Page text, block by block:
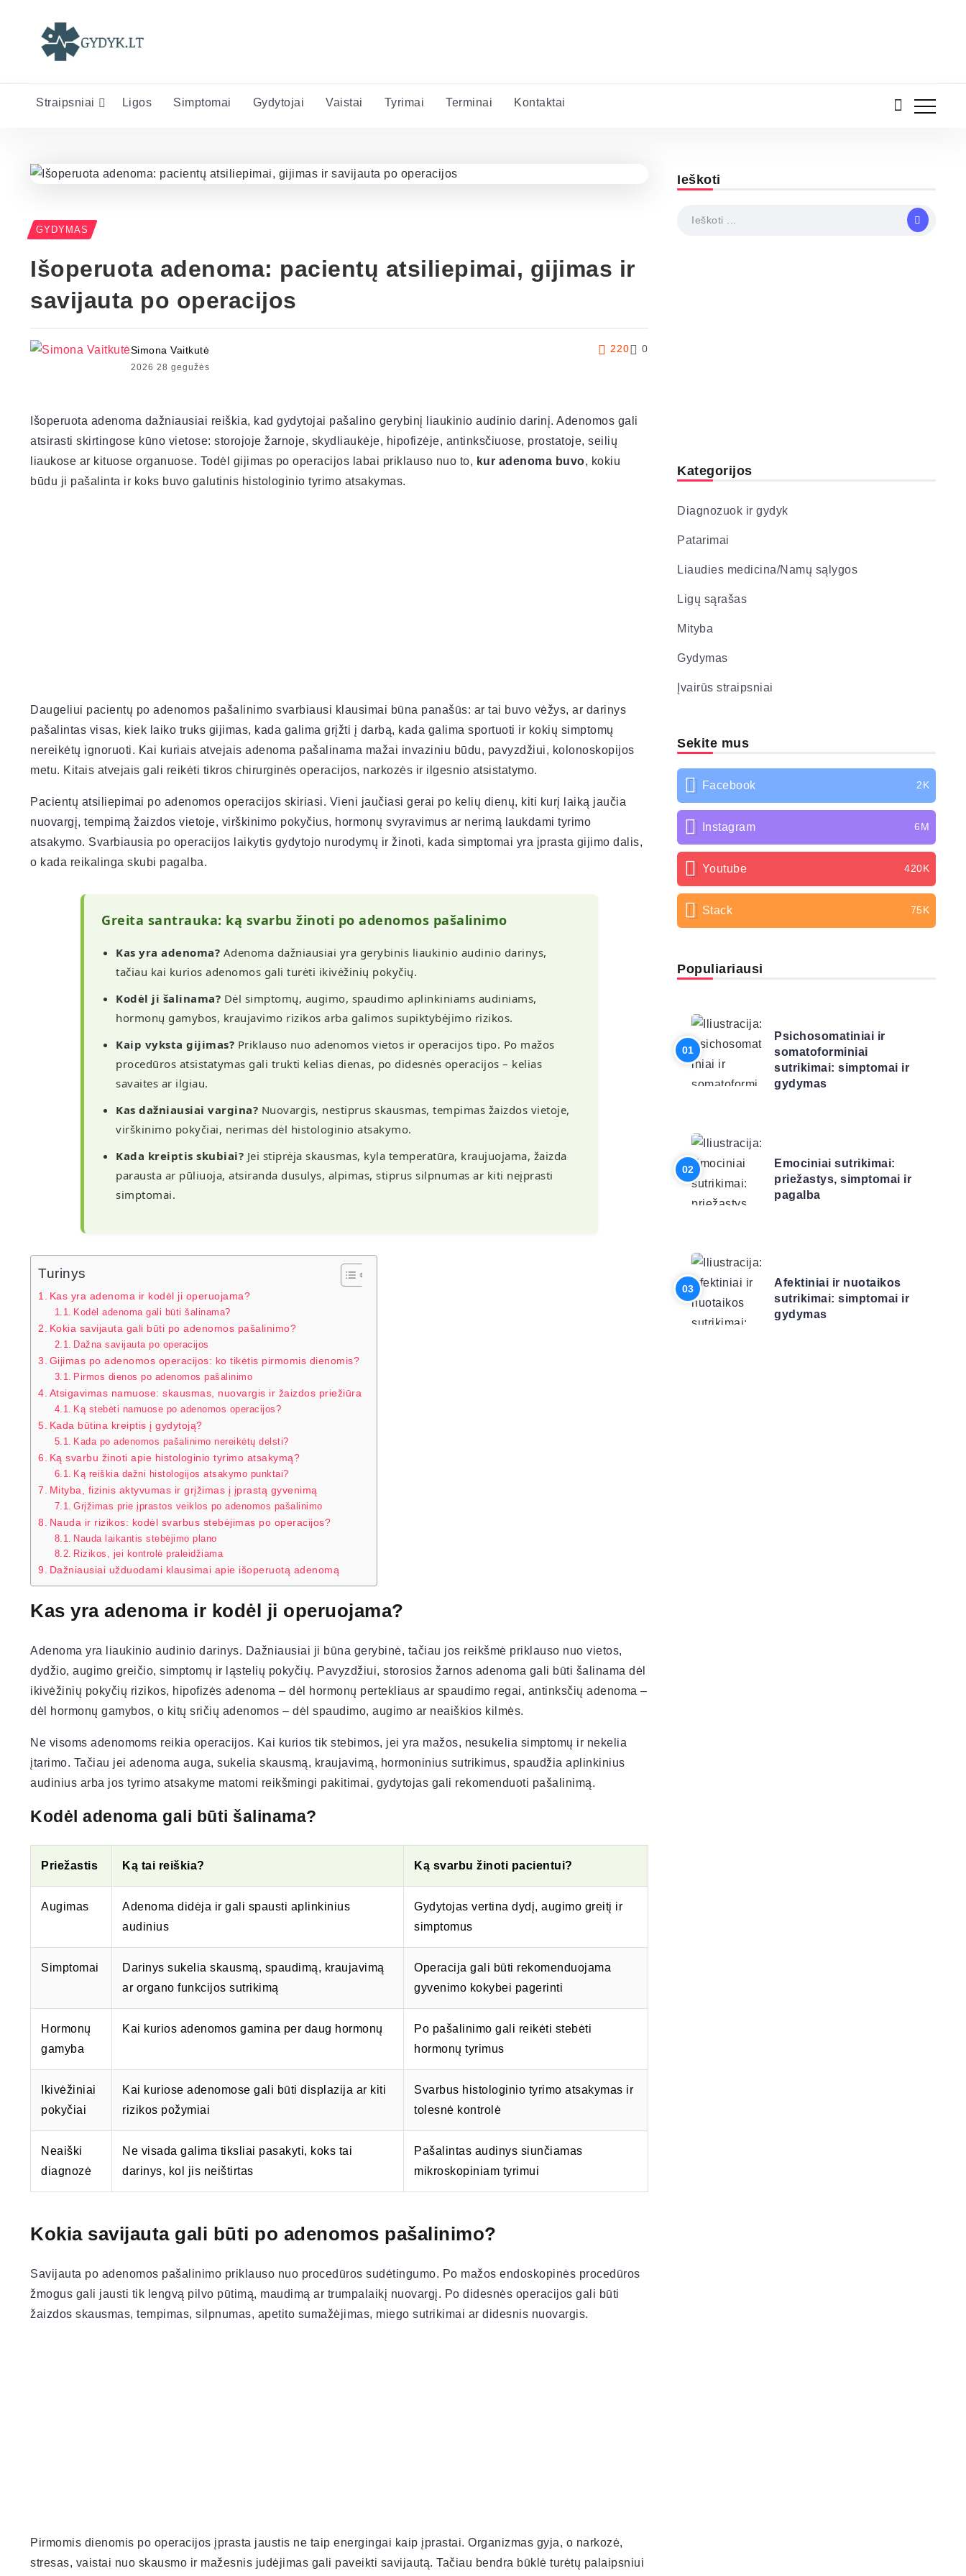
Straipsniai Ligos Simptomai Gydytojai Vaistai Tyrimai Terminai Kontaktai
GYDYMAS
Išoperuota adenoma: pacientų atsiliepimai, gijimas ir
savijauta po operacijos
Simona Vaitkutė
2026 28 gegužės
220 0
Išoperuota adenoma dažniausiai reiškia, kad gydytojai pašalino gerybinį liaukinio audinio darinį. Adenomos gali
atsirasti skirtingose kūno vietose: storojoje žarnoje, skydliaukėje, hipofizėje, antinksčiuose, prostatoje, seilių
liaukose ar kituose organuose. Todėl gijimas po operacijos labai priklauso nuo to, kur adenoma buvo, kokiu
būdu ji pašalinta ir koks buvo galutinis histologinio tyrimo atsakymas.
Daugeliui pacientų po adenomos pašalinimo svarbiausi klausimai būna panašūs: ar tai buvo vėžys, ar darinys
pašalintas visas, kiek laiko truks gijimas, kada galima grįžti į darbą, kada galima sportuoti ir kokių simptomų
nereikėtų ignoruoti. Kai kuriais atvejais adenoma pašalinama mažai invaziniu būdu, pavyzdžiui, kolonoskopijos
metu. Kitais atvejais gali reikėti tikros chirurginės operacijos, narkozės ir ilgesnio atsistatymo.
Pacientų atsiliepimai po adenomos operacijos skiriasi. Vieni jaučiasi gerai po kelių dienų, kiti kurį laiką jaučia
nuovargį, tempimą žaizdos vietoje, virškinimo pokyčius, hormonų svyravimus ar nerimą laukdami tyrimo
atsakymo. Svarbiausia po operacijos laikytis gydytojo nurodymų ir žinoti, kada simptomai yra įprasta gijimo dalis,
o kada reikalinga skubi pagalba.
Greita santrauka: ką svarbu žinoti po adenomos pašalinimo
Kas yra adenoma? Adenoma dažniausiai yra gerybinis liaukinio audinio darinys,
tačiau kai kurios adenomos gali turėti ikivėžinių pokyčių.
Kodėl ji šalinama? Dėl simptomų, augimo, spaudimo aplinkiniams audiniams,
hormonų gamybos, kraujavimo rizikos arba galimos supiktybėjimo rizikos.
Kaip vyksta gijimas? Priklauso nuo adenomos vietos ir operacijos tipo. Po mažos
procedūros atsistatymas gali trukti kelias dienas, po didesnės operacijos – kelias
savaites ar ilgiau.
Kas dažniausiai vargina? Nuovargis, nestiprus skausmas, tempimas žaizdos vietoje,
virškinimo pokyčiai, nerimas dėl histologinio atsakymo.
Kada kreiptis skubiai? Jei stiprėja skausmas, kyla temperatūra, kraujuojama, žaizda
parausta ar pūliuoja, atsiranda dusulys, alpimas, stiprus silpnumas ar kiti neįprasti
simptomai.
Turinys
Kas yra adenoma ir kodėl ji operuojama?
Kodėl adenoma gali būti šalinama?
Kokia savijauta gali būti po adenomos pašalinimo?
Dažna savijauta po operacijos
Gijimas po adenomos operacijos: ko tikėtis pirmomis dienomis?
Pirmos dienos po adenomos pašalinimo
Atsigavimas namuose: skausmas, nuovargis ir žaizdos priežiūra
Ką stebėti namuose po adenomos operacijos?
Kada būtina kreiptis į gydytoją?
Kada po adenomos pašalinimo nereikėtų delsti?
Ką svarbu žinoti apie histologinio tyrimo atsakymą?
Ką reiškia dažni histologijos atsakymo punktai?
Mityba, fizinis aktyvumas ir grįžimas į įprastą gyvenimą
Grįžimas prie įprastos veiklos po adenomos pašalinimo
Nauda ir rizikos: kodėl svarbus stebėjimas po operacijos?
Nauda laikantis stebėjimo plano
Rizikos, jei kontrolė praleidžiama
Dažniausiai užduodami klausimai apie išoperuotą adenomą
Kas yra adenoma ir kodėl ji operuojama?
Adenoma yra liaukinio audinio darinys. Dažniausiai ji būna gerybinė, tačiau jos reikšmė priklauso nuo vietos,
dydžio, augimo greičio, simptomų ir ląstelių pokyčių. Pavyzdžiui, storosios žarnos adenoma gali būti šalinama dėl
ikivėžinių pokyčių rizikos, hipofizės adenoma – dėl hormonų pertekliaus ar spaudimo regai, antinksčių adenoma –
dėl hormonų gamybos, o kitų sričių adenomos – dėl spaudimo, augimo ar neaiškios kilmės.
Ne visoms adenomoms reikia operacijos. Kai kurios tik stebimos, jei yra mažos, nesukelia simptomų ir nekelia
įtarimo. Tačiau jei adenoma auga, sukelia skausmą, kraujavimą, hormoninius sutrikimus, spaudžia aplinkinius
audinius arba jos tyrimo atsakyme matomi reikšmingi pakitimai, gydytojas gali rekomenduoti pašalinimą.
Kodėl adenoma gali būti šalinama?
Priežastis Ką tai reiškia? Ką svarbu žinoti pacientui?
Augimas
Adenoma didėja ir gali spausti aplinkinius
audinius
Gydytojas vertina dydį, augimo greitį ir
simptomus
Simptomai
Darinys sukelia skausmą, spaudimą, kraujavimą
ar organo funkcijos sutrikimą
Operacija gali būti rekomenduojama
gyvenimo kokybei pagerinti
Hormonų
gamyba
Kai kurios adenomos gamina per daug hormonų
Po pašalinimo gali reikėti stebėti
hormonų tyrimus
Ikivėžiniai
pokyčiai
Kai kuriose adenomose gali būti displazija ar kiti
rizikos požymiai
Svarbus histologinio tyrimo atsakymas ir
tolesnė kontrolė
Neaiški
diagnozė
Ne visada galima tiksliai pasakyti, koks tai
darinys, kol jis neištirtas
Pašalintas audinys siunčiamas
mikroskopiniam tyrimui
Kokia savijauta gali būti po adenomos pašalinimo?
Savijauta po adenomos pašalinimo priklauso nuo procedūros sudėtingumo. Po mažos endoskopinės procedūros
žmogus gali jausti tik lengvą pilvo pūtimą, maudimą ar trumpalaikį nuovargį. Po didesnės operacijos gali būti
žaizdos skausmas, tempimas, silpnumas, apetito sumažėjimas, miego sutrikimai ar didesnis nuovargis.
Pirmomis dienomis po operacijos įprasta jaustis ne taip energingai kaip įprastai. Organizmas gyja, o narkozė,
stresas, vaistai nuo skausmo ir mažesnis judėjimas gali paveikti savijautą. Tačiau bendra būklė turėtų palaipsniui
Ieškoti
Kategorijos
Diagnozuok ir gydyk
Patarimai
Liaudies medicina/Namų sąlygos
Ligų sąrašas
Mityba
Gydymas
Įvairūs straipsniai
Sekite mus
Facebook 2K
Instagram 6M
Youtube 420K
Stack 75K
Populiariausi
Psichosomatiniai ir
somatoforminiai
sutrikimai: simptomai ir
gydymas
Emociniai sutrikimai:
priežastys, simptomai ir
pagalba
Afektiniai ir nuotaikos
sutrikimai: simptomai ir
gydymas